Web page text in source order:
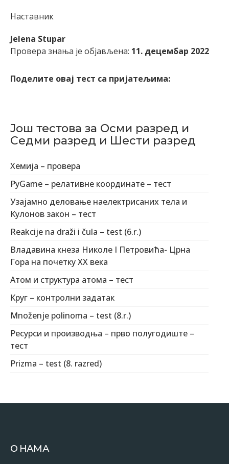
Наставник
Jelena Stupar
Провера знања је објављена: 11. децембар 2022
Поделите овај тест са пријатељима:
Још тестова за Осми разред и
Седми разред и Шести разред
Хемија – провера
PyGame – релативне координате – тест
Узајамно деловање наелектрисаних тела и
Кулонов закон – тест
Reakcije na draži i čula – test (6.r.)
Владавина кнеза Николе I Петровића- Црна
Гора на почетку XX века
Атом и структура атома – тест
Круг – контролни задатак
Množenje polinoma – test (8.r.)
Ресурси и производња – прво полугодиште –
тест
Prizma – test (8. razred)
О НАМА